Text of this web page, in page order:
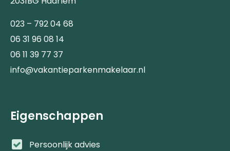
023 – 792 04 68
06 31 96 08 14
06 11 39 77 37
info@vakantieparkenmakelaar.nl
Eigenschappen
Persoonlijk advies